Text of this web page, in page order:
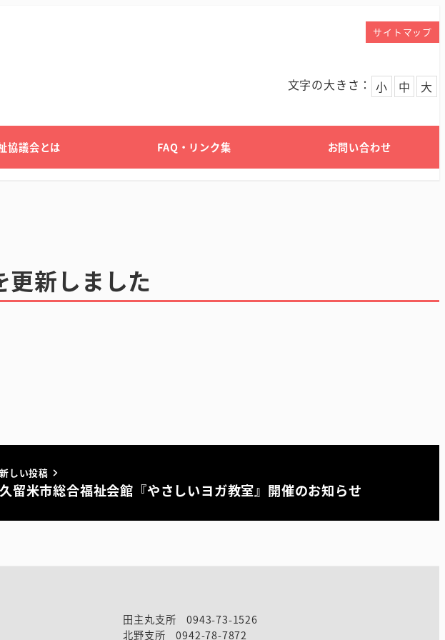
サイトマップ
文字の大きさ： 小 中 大
協議会とは FAQ・リンク集 お問い合わせ
新しました
新しい投稿
久留米市総合福祉会館『やさしいヨガ教室』開催のお知らせ
田主丸支所 0943-73-1526
北野支所 0942-78-7872